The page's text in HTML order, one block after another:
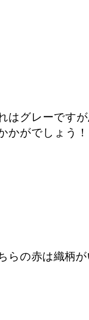
はグレーです
かがでしょう！
らの赤は織柄